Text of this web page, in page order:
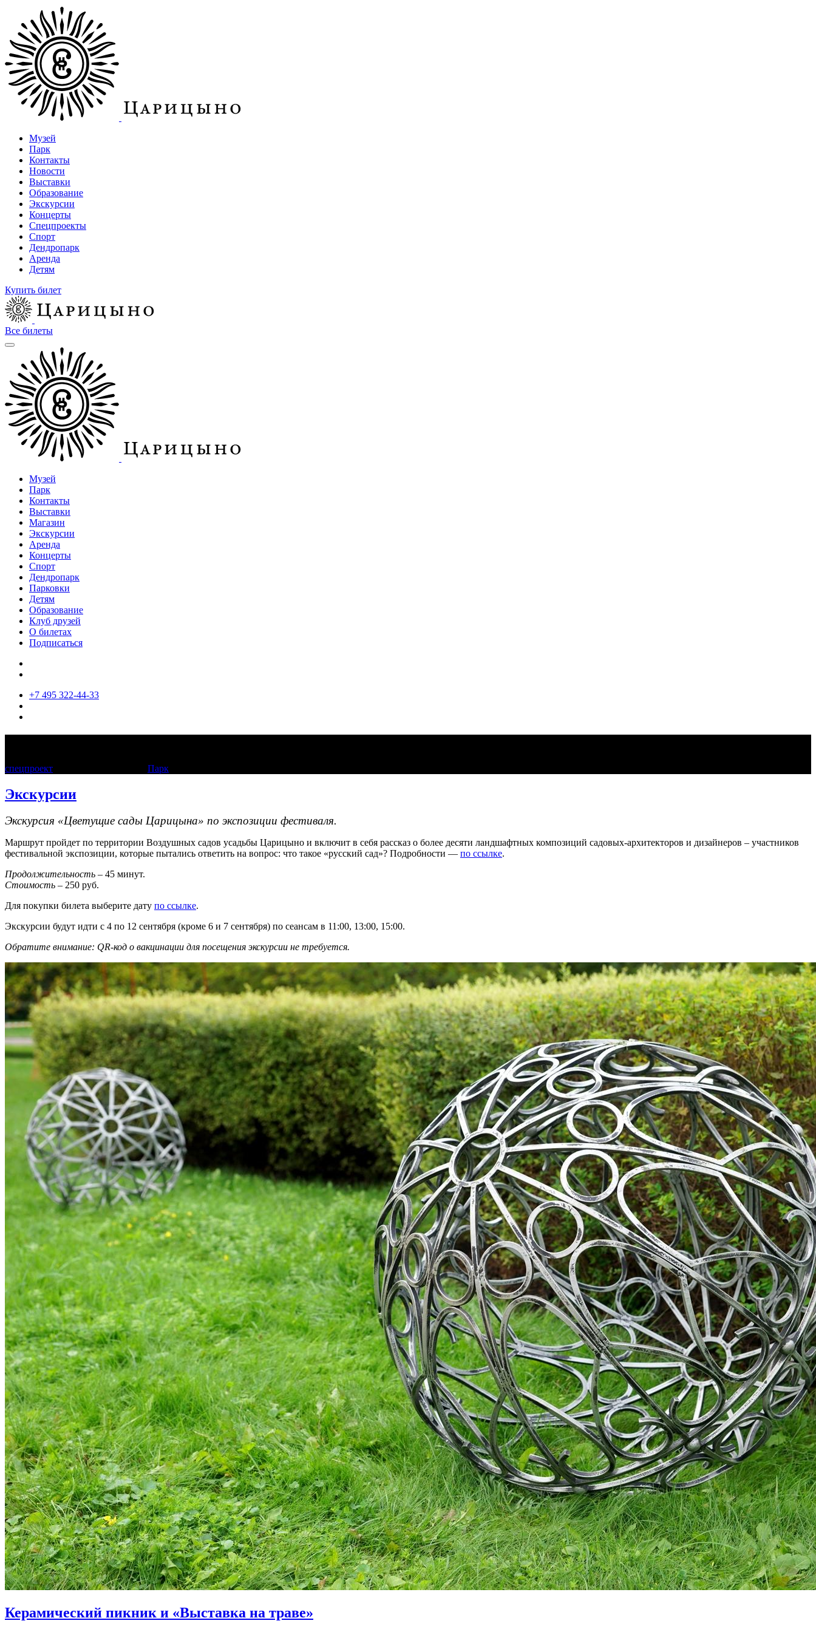
Музей
Парк
Контакты
Новости
Выставки
Образование
Экскурсии
Концерты
Спецпроекты
Спорт
Дендропарк
Аренда
Детям
Купить билет
Все билеты
Музей
Парк
Контакты
Выставки
Магазин
Экскурсии
Аренда
Концерты
Спорт
Дендропарк
Парковки
Детям
Образование
Клуб друзей
О билетах
Подписаться
+7 495 322-44-33
спецпроект Парк
Экскурсии
Экскурсия «Цветущие сады Царицына» по экспозиции фестиваля.
Маршрут пройдет по территории Воздушных садов усадьбы Царицыно и включит в себя рассказ о более десяти ландшафтных композиций садовых-архитекторов и дизайнеров – участников
фестивальной экспозиции, которые пытались ответить на вопрос: что такое «русский сад»? Подробности — по ссылке.
Продолжительность – 45 минут.
Стоимость – 250 руб.
Для покупки билета выберите дату по ссылке.
Экскурсии будут идти с 4 по 12 сентября (кроме 6 и 7 сентября) по сеансам в 11:00, 13:00, 15:00.
Обратите внимание: QR-код о вакцинации для посещения экскурсии не требуется.
Керамический пикник и «Выставка на траве»